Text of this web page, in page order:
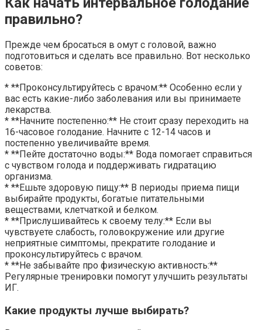
правильно?
Прежде чем бросаться в омут с головой, важно
подготовиться и сделать все правильно. Вот несколько
советов:
* **Проконсультируйтесь с врачом:** Особенно если у
вас есть какие-либо заболевания или вы принимаете
лекарства.
* **Начните постепенно:** Не стоит сразу переходить на
16-часовое голодание. Начните с 12-14 часов и
постепенно увеличивайте время.
* **Пейте достаточно воды:** Вода помогает справиться
с чувством голода и поддерживать гидратацию
организма.
* **Ешьте здоровую пищу:** В периоды приема пищи
выбирайте продукты, богатые питательными
веществами, клетчаткой и белком.
* **Прислушивайтесь к своему телу:** Если вы
чувствуете слабость, головокружение или другие
неприятные симптомы, прекратите голодание и
проконсультируйтесь с врачом.
* **Не забывайте про физическую активность:**
Регулярные тренировки помогут улучшить результаты
ИГ.
Какие продукты лучше выбирать?